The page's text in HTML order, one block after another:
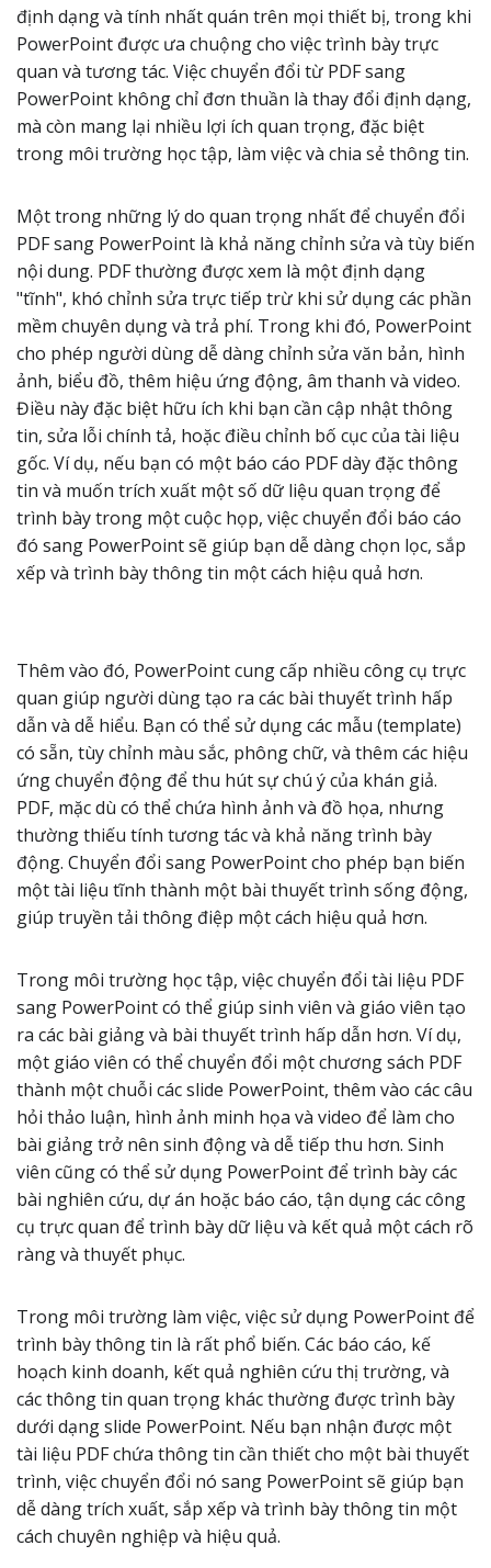
định dạng và tính nhất quán trên mọi thiết bị, trong khi
PowerPoint được ưa chuộng cho việc trình bày trực
quan và tương tác. Việc chuyển đổi từ PDF sang
PowerPoint không chỉ đơn thuần là thay đổi định dạng,
mà còn mang lại nhiều lợi ích quan trọng, đặc biệt
trong môi trường học tập, làm việc và chia sẻ thông tin.
Một trong những lý do quan trọng nhất để chuyển đổi
PDF sang PowerPoint là khả năng chỉnh sửa và tùy biến
nội dung. PDF thường được xem là một định dạng
"tĩnh", khó chỉnh sửa trực tiếp trừ khi sử dụng các phần
mềm chuyên dụng và trả phí. Trong khi đó, PowerPoint
cho phép người dùng dễ dàng chỉnh sửa văn bản, hình
ảnh, biểu đồ, thêm hiệu ứng động, âm thanh và video.
Điều này đặc biệt hữu ích khi bạn cần cập nhật thông
tin, sửa lỗi chính tả, hoặc điều chỉnh bố cục của tài liệu
gốc. Ví dụ, nếu bạn có một báo cáo PDF dày đặc thông
tin và muốn trích xuất một số dữ liệu quan trọng để
trình bày trong một cuộc họp, việc chuyển đổi báo cáo
đó sang PowerPoint sẽ giúp bạn dễ dàng chọn lọc, sắp
xếp và trình bày thông tin một cách hiệu quả hơn.
Thêm vào đó, PowerPoint cung cấp nhiều công cụ trực
quan giúp người dùng tạo ra các bài thuyết trình hấp
dẫn và dễ hiểu. Bạn có thể sử dụng các mẫu (template)
có sẵn, tùy chỉnh màu sắc, phông chữ, và thêm các hiệu
ứng chuyển động để thu hút sự chú ý của khán giả.
PDF, mặc dù có thể chứa hình ảnh và đồ họa, nhưng
thường thiếu tính tương tác và khả năng trình bày
động. Chuyển đổi sang PowerPoint cho phép bạn biến
một tài liệu tĩnh thành một bài thuyết trình sống động,
giúp truyền tải thông điệp một cách hiệu quả hơn.
Trong môi trường học tập, việc chuyển đổi tài liệu PDF
sang PowerPoint có thể giúp sinh viên và giáo viên tạo
ra các bài giảng và bài thuyết trình hấp dẫn hơn. Ví dụ,
một giáo viên có thể chuyển đổi một chương sách PDF
thành một chuỗi các slide PowerPoint, thêm vào các câu
hỏi thảo luận, hình ảnh minh họa và video để làm cho
bài giảng trở nên sinh động và dễ tiếp thu hơn. Sinh
viên cũng có thể sử dụng PowerPoint để trình bày các
bài nghiên cứu, dự án hoặc báo cáo, tận dụng các công
cụ trực quan để trình bày dữ liệu và kết quả một cách rõ
ràng và thuyết phục.
Trong môi trường làm việc, việc sử dụng PowerPoint để
trình bày thông tin là rất phổ biến. Các báo cáo, kế
hoạch kinh doanh, kết quả nghiên cứu thị trường, và
các thông tin quan trọng khác thường được trình bày
dưới dạng slide PowerPoint. Nếu bạn nhận được một
tài liệu PDF chứa thông tin cần thiết cho một bài thuyết
trình, việc chuyển đổi nó sang PowerPoint sẽ giúp bạn
dễ dàng trích xuất, sắp xếp và trình bày thông tin một
cách chuyên nghiệp và hiệu quả.